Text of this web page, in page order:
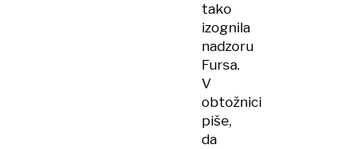
tako
izognila
nadzoru
Fursa.
V
obtožnici
piše,
da